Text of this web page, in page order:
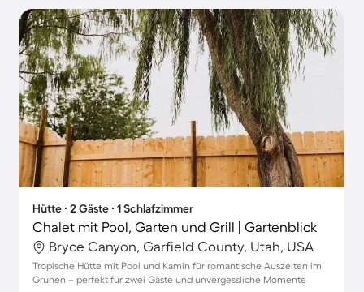
Hütte ∙ 2 Gäste ∙ 1 Schlafzimmer
Chalet mit Pool, Garten und Grill | Gartenblick
Bryce Canyon, Garfield County, Utah, USA
Tropische Hütte mit Pool und Kamin für romantische Auszeiten im
Grünen – perfekt für zwei Gäste und unvergessliche Momente